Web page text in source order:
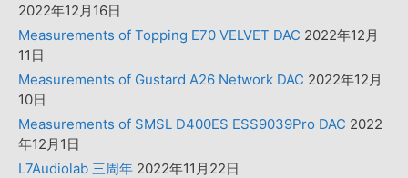
2022年12月16日
Measurements of Topping E70 VELVET DAC 2022年12月
11日
Measurements of Gustard A26 Network DAC 2022年12月
10日
Measurements of SMSL D400ES ESS9039Pro DAC 2022
年12月1日
L7Audiolab 三周年 2022年11月22日